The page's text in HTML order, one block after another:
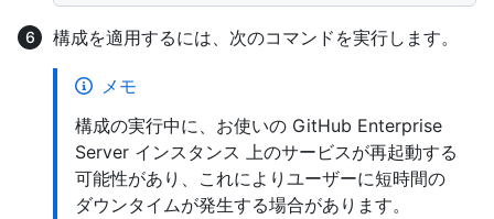
構成を適用するには、次のコマンドを実行します。
メモ
構成の実行中に、お使いの GitHub Enterprise
Server インスタンス 上のサービスが再起動する
可能性があり、これによりユーザーに短時間の
ダウンタイムが発生する場合があります。